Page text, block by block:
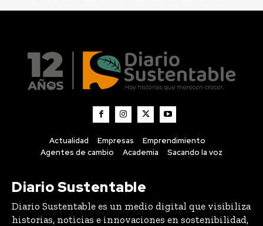
Actualidad Empresas
Emprendimiento
Agentes de cambio
Academia Sacando la voz
Diario Sustentable
Diario Sustentable es un medio digital que visibiliza
historias, noticias e innovaciones en sostenibilidad,